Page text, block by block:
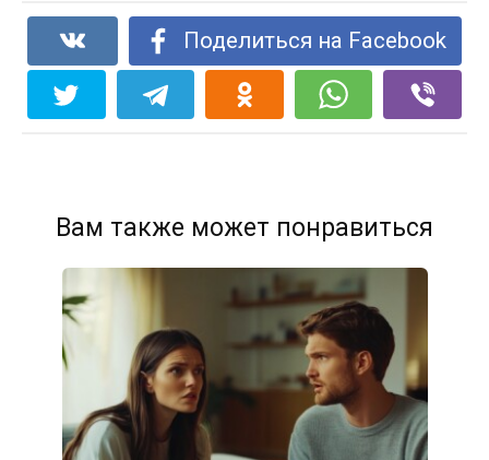
Поделиться на Facebook
Вам также может понравиться